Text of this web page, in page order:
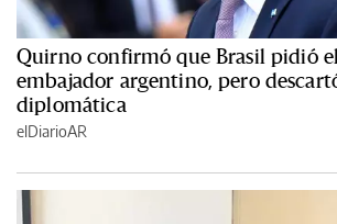
Quirno confirmó que Brasil pidió
embajador argentino, pero
diplomática
elDiarioAR